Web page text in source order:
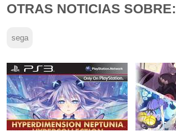
OTRAS NOTICIAS SOBRE:
sega